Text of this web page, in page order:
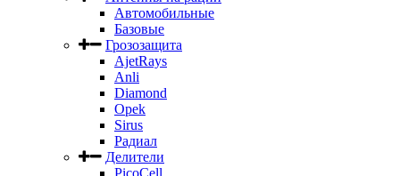
Автомобильные
Базовые
Грозозащита
AjetRays
Anli
Diamond
Opek
Sirus
Радиал
Делители
PicoCell